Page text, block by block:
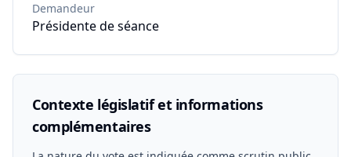
Demandeur
Présidente de séance
Contexte législatif et informations
complémentaires